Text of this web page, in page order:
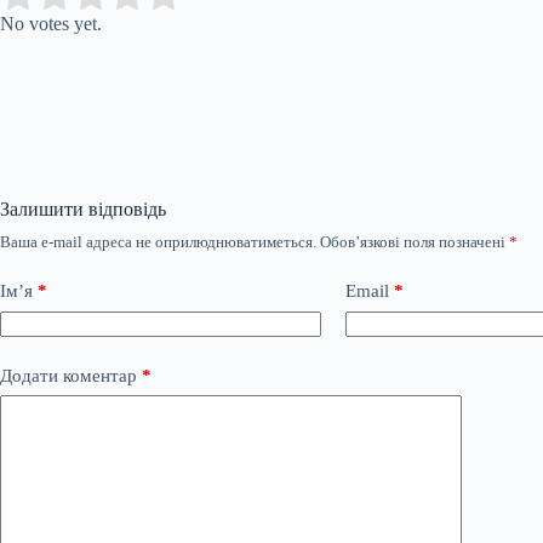
No votes yet.
Залишити відповідь
Ваша e-mail адреса не оприлюднюватиметься. Обов’язкові поля позначені *
Ім’я * Email *
Додати коментар *